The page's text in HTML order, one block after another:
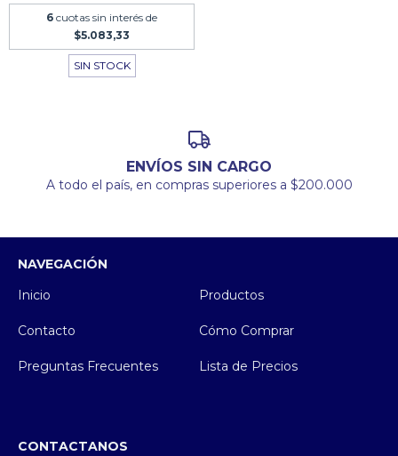
6 cuotas sin interés de
$5.083,33
SIN STOCK
ENVÍOS SIN CARGO
A todo el país, en compras superiores a $200.000
NAVEGACIÓN
Inicio
Productos
Contacto Cómo Comprar
Preguntas Frecuentes Lista de Precios
CONTACTANOS